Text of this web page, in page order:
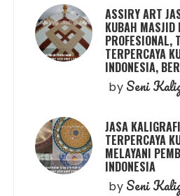
ASSIRY ART
KUBAH MASJID
PROFESIONAL,
TERPERCAYA
INDONESIA,
by Seni
JASA
TERPERCAYA
MELAYANI
INDONESIA
by Seni